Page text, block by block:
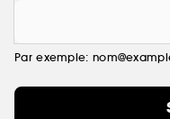
Par exemple: